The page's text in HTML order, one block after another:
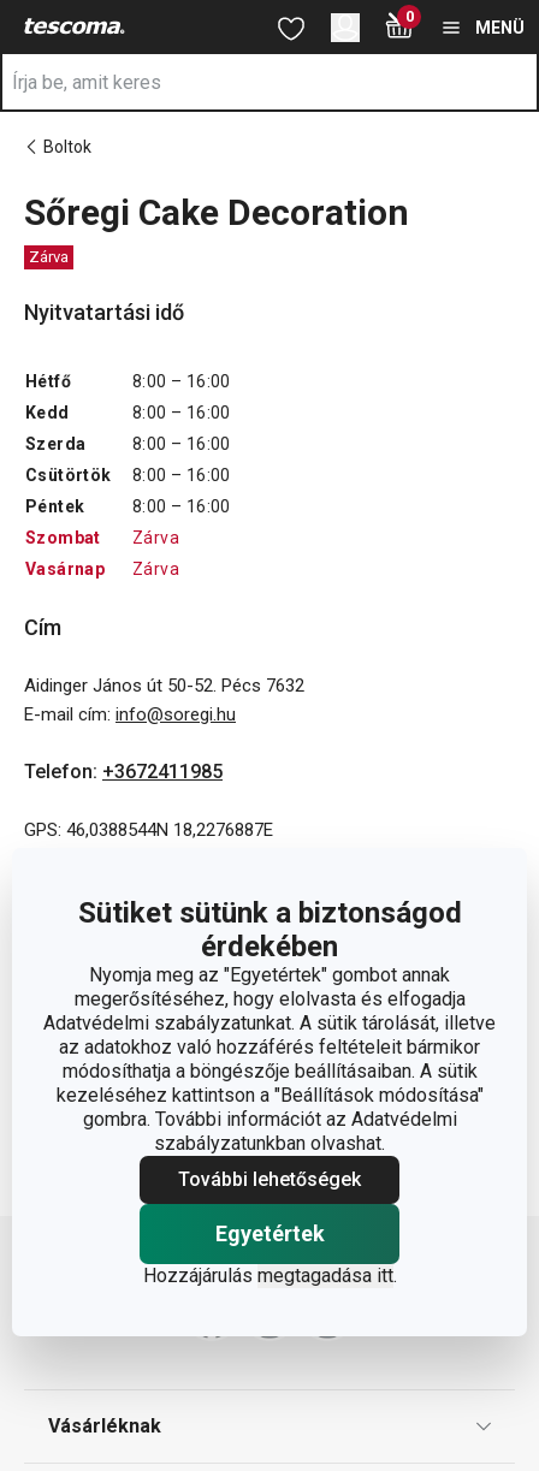
Sütiket sütünk a biztonságod
érdekében
Nyomja meg az "Egyetértek" gombot annak
megerősítéséhez, hogy elolvasta és elfogadja
Adatvédelmi szabályzatunkat. A sütik tárolását, illetve
az adatokhoz való hozzáférés feltételeit bármikor
módosíthatja a böngészője beállításaiban. A sütik
kezeléséhez kattintson a "Beállítások módosítása"
gombra. További információt az Adatvédelmi
szabályzatunkban olvashat.
További lehetőségek
Egyetértek
Hozzájárulás megtagadása itt.
A Sőregi Cake Decoration oldalon tartózkodik
Ugrás a fő tartalomhoz
Ugrás a kereséshez
Ugrás a navigációhoz 0
MENÜ
Boltok
Sőregi Cake Decoration
Zárva
Nyitvatartási idő
Hétfő
8:00 – 16:00
Kedd
8:00 – 16:00
Szerda
8:00 – 16:00
Csütörtök
8:00 – 16:00
Péntek
8:00 – 16:00
Szombat
Zárva
Vasárnap
Zárva
Cím
Aidinger János út 50-52. Pécs 7632
E-mail cím: info@soregi.hu
Telefon: +3672411985
GPS: 46,0388544N 18,2276887E
Vásárléknak